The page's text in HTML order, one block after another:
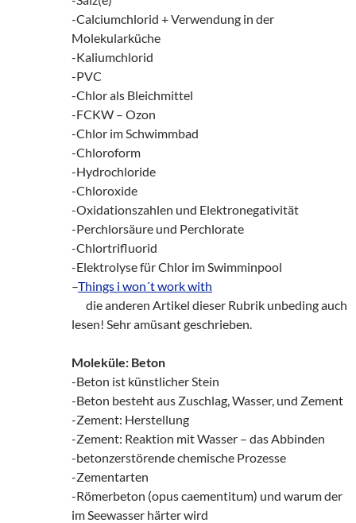
-Calciumchlorid + Verwendung in der
Molekularküche
-Kaliumchlorid
-PVC
-Chlor als Bleichmittel
-FCKW – Ozon
-Chlor im Schwimmbad
-Chloroform
-Hydrochloride
-Chloroxide
-Oxidationszahlen und Elektronegativität
-Perchlorsäure und Perchlorate
-Chlortrifluorid
-Elektrolyse für Chlor im Swimminpool
–Things i won´t work with
die anderen Artikel dieser Rubrik unbeding auch
lesen! Sehr amüsant geschrieben.
Moleküle: Beton
-Beton ist künstlicher Stein
-Beton besteht aus Zuschlag, Wasser, und Zement
-Zement: Herstellung
-Zement: Reaktion mit Wasser – das Abbinden
-betonzerstörende chemische Prozesse
-Zementarten
-Römerbeton (opus caementitum) und warum der
im Seewasser härter wird